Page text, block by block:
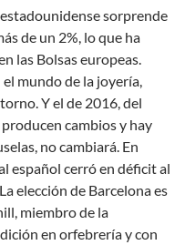
sorprende
de un 2%, lo que ha
las Bolsas europeas.
mundo de la joyería,
Y el de 2016, del
cambios y hay
no cambiará. En
español cerró en déficit al
elección de Barcelona es
miembro de la
en orfebrería y con